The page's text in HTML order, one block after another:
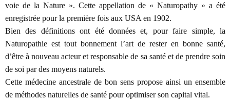
voie de la Nature ». Cette appellation de « Naturopathy » a été
enregistrée pour la première fois aux USA en 1902.
Bien des définitions ont été données et, pour faire simple, la
Naturopathie est tout bonnement l’art de rester en bonne santé,
d’être à nouveau acteur et responsable de sa santé et de prendre soin
de soi par des moyens naturels.
Cette médecine ancestrale de bon sens propose ainsi un ensemble
de méthodes naturelles de santé pour optimiser son capital vital.